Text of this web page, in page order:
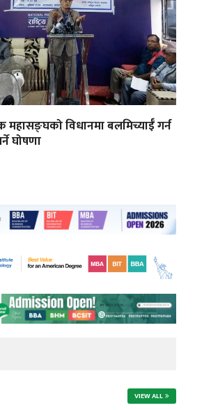
महासङ्घको विधानमा बलमिच्याईँ गर्न
घोषणा
VIEW ALL